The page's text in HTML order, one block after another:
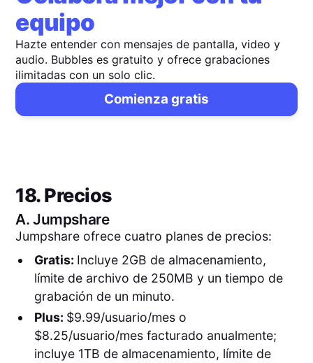
equipo
Hazte entender con mensajes de pantalla, video y
audio. Bubbles es gratuito y ofrece grabaciones
ilimitadas con un solo clic.
Comienza gratis
18. Precios
A.Jumpshare
Jumpshare ofrece cuatro planes de precios:
Gratis: Incluye 2GB de almacenamiento,
límite de archivo de 250MB y un tiempo de
grabación de un minuto.
Plus: $9.99/usuario/mes o
$8.25/usuario/mes facturado anualmente;
incluye 1TB de almacenamiento, límite de